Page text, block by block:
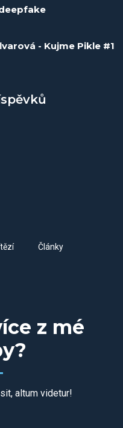
- Kujme Pikle #1
Články
z mé
altum videtur!